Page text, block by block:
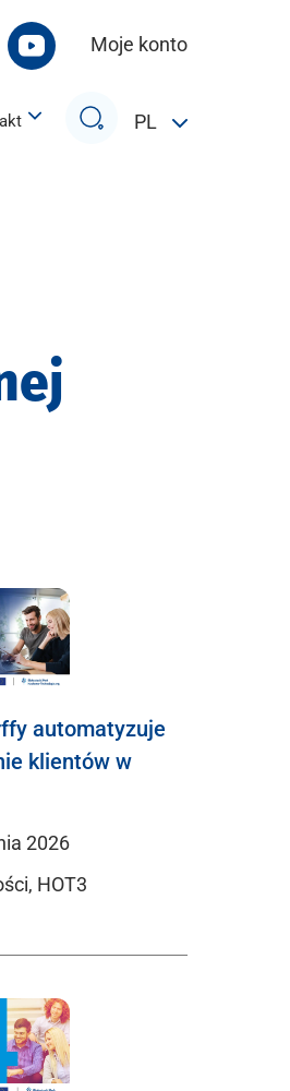
Park Naukowo-
Białostocki Park Naukowo-
Moje konto
Szukaj
PL
automatyzuje
klientów w
2026
HOT3